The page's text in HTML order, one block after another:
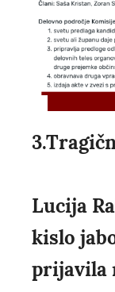
Lucija
kislo
prijavila